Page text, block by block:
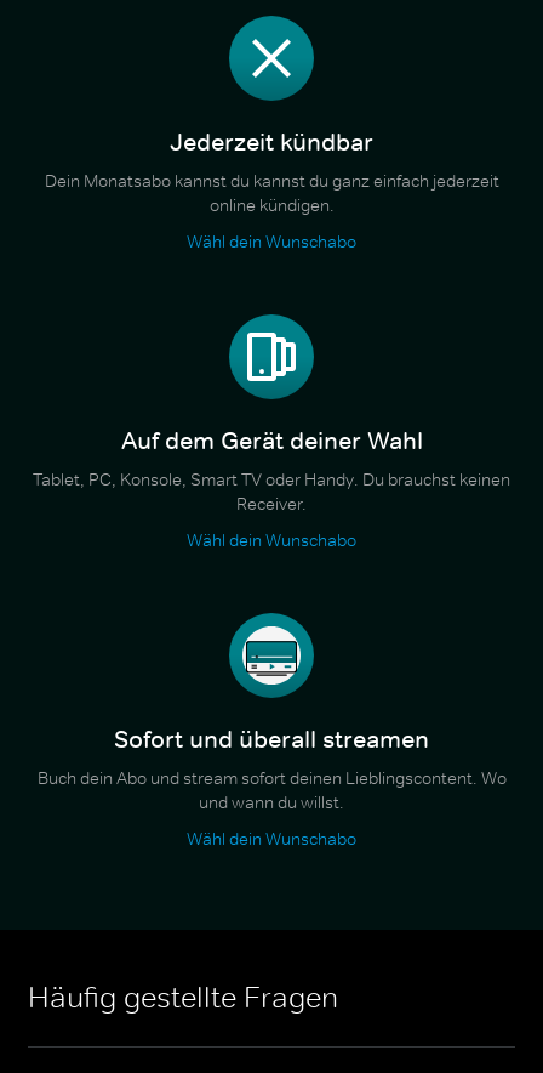
Jederzeit kündbar
Dein Monatsabo kannst du kannst du ganz einfach jederzeit
online kündigen.
Wähl dein Wunschabo
Auf dem Gerät deiner Wahl
Tablet, PC, Konsole, Smart TV oder Handy. Du brauchst keinen
Receiver.
Wähl dein Wunschabo
Sofort und überall streamen
Buch dein Abo und stream sofort deinen Lieblingscontent. Wo
und wann du willst.
Wähl dein Wunschabo
Häufig gestellte Fragen